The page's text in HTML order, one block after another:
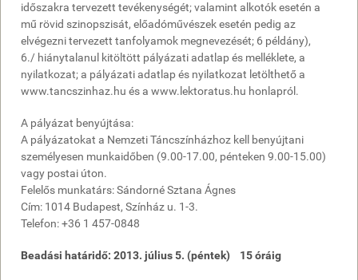
időszakra tervezett tevékenységét; valamint alkotók esetén a
mű rövid szinopszisát, előadóművészek esetén pedig az
elvégezni tervezett tanfolyamok megnevezését; 6 példány),
6./ hiánytalanul kitöltött pályázati adatlap és melléklete, a
nyilatkozat; a pályázati adatlap és nyilatkozat letölthető a
www.tancszinhaz.hu és a www.lektoratus.hu honlapról.
A pályázat benyújtása:
A pályázatokat a Nemzeti Táncszínházhoz kell benyújtani
személyesen munkaidőben (9.00-17.00, pénteken 9.00-15.00)
vagy postai úton.
Felelős munkatárs: Sándorné Sztana Ágnes
Cím: 1014 Budapest, Színház u. 1-3.
Telefon: +36 1 457-0848
Beadási határidő: 2013. július 5. (péntek) 15 óráig